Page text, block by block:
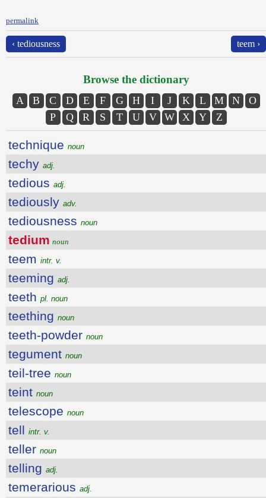
permalink
‹ tediousness teem ›
Browse the dictionary
A B C D E F G H I J K L M N
O
P
Q R S T U V W X Y Z
technique noun
techy adj.
tedious adj.
tediously adv.
tediousness noun
tedium noun
teem intr. v.
teeming adj.
teeth pl. noun
teething noun
teeth-powder noun
tegument noun
teil-tree noun
teint noun
telescope noun
tell intr. v.
teller noun
telling adj.
temerarious adj.